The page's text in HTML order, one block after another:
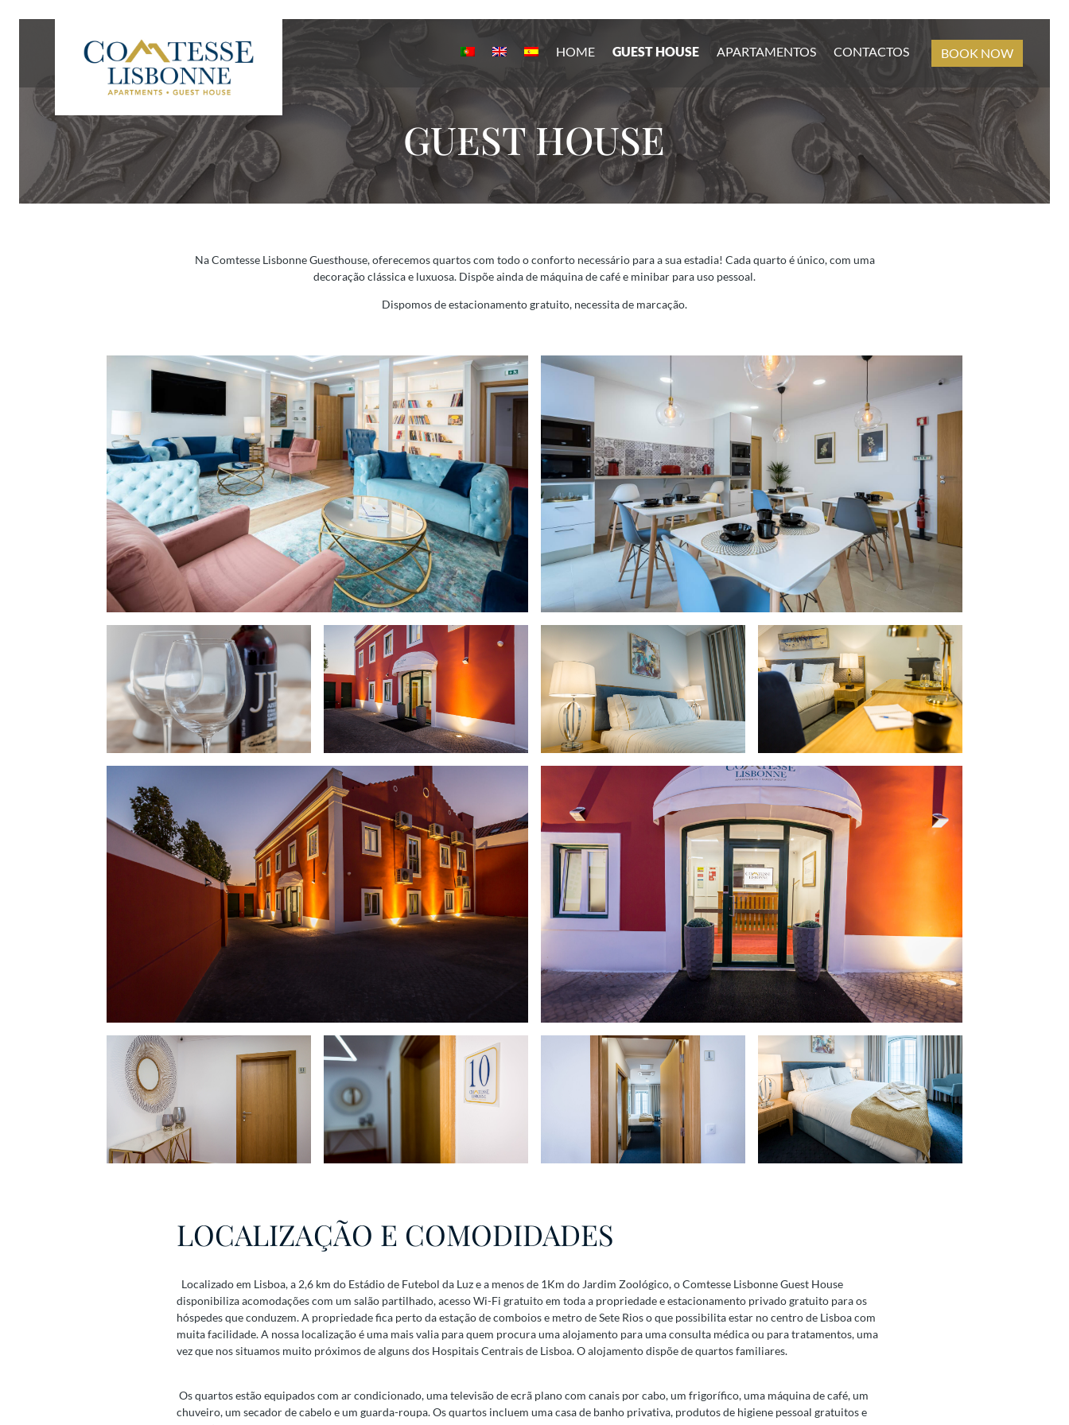
HOME GUEST HOUSE APARTAMENTOS CONTACTOS BOOK NOW
GUEST HOUSE
Na Comtesse Lisbonne Guesthouse, oferecemos quartos com todo o conforto necessário para a sua estadia! Cada quarto é único, com uma
decoração clássica e luxuosa. Dispõe ainda de máquina de café e minibar para uso pessoal.
Dispomos de estacionamento gratuito, necessita de marcação.
LOCALIZAÇÃO E COMODIDADES
Localizado em Lisboa, a 2,6 km do Estádio de Futebol da Luz e a menos de 1Km do Jardim Zoológico, o Comtesse Lisbonne Guest House
disponibiliza acomodações com um salão partilhado, acesso Wi-Fi gratuito em toda a propriedade e estacionamento privado gratuito para os
hóspedes que conduzem. A propriedade fica perto da estação de comboios e metro de Sete Rios o que possibilita estar no centro de Lisboa com
muita facilidade. A nossa localização é uma mais valia para quem procura uma alojamento para uma consulta médica ou para tratamentos, uma
vez que nos situamos muito próximos de alguns dos Hospitais Centrais de Lisboa. O alojamento dispõe de quartos familiares.
Os quartos estão equipados com ar condicionado, uma televisão de ecrã plano com canais por cabo, um frigorífico, uma máquina de café, um
chuveiro, um secador de cabelo e um guarda-roupa. Os quartos incluem uma casa de banho privativa, produtos de higiene pessoal gratuitos e